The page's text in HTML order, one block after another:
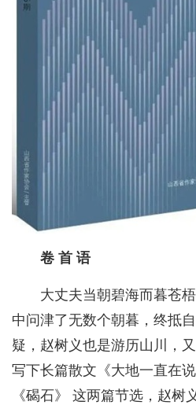
卷 首 语
大丈夫当朝碧海而暮苍
中问津了无数个朝暮，终抵
疑，赵树义也是游历山川，
写下长篇散文《大地一直在
《碣石》 这两篇节选，赵树